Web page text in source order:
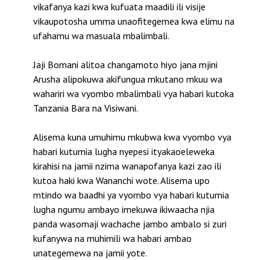
vikafanya kazi kwa kufuata maadili ili visije
vikaupotosha umma unaofitegemea kwa elimu na
ufahamu wa masuala mbalimbali.
Jaji Bomani alitoa changamoto hiyo jana mjini
Arusha alipokuwa akifungua mkutano mkuu wa
wahariri wa vyombo mbalimbali vya habari kutoka
Tanzania Bara na Visiwani.
Alisema kuna umuhimu mkubwa kwa vyombo vya
habari kutumia lugha nyepesi ityakaoeleweka
kirahisi na jamii nzima wanapofanya kazi zao ili
kutoa haki kwa Wananchi wote. Alisema upo
mtindo wa baadhi ya vyombo vya habari kutumia
lugha ngumu ambayo imekuwa ikiwaacha njia
panda wasomaji wachache jambo ambalo si zuri
kufanywa na muhimili wa habari ambao
unategemewa na jamii yote.